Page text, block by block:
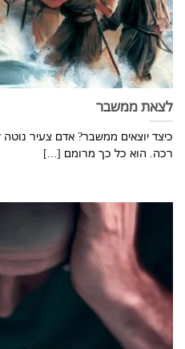
לצאת ממשבר
כיצד יוצאים ממשבר? אדם צעיר
רכה. הוא כל כך מרומם [...]